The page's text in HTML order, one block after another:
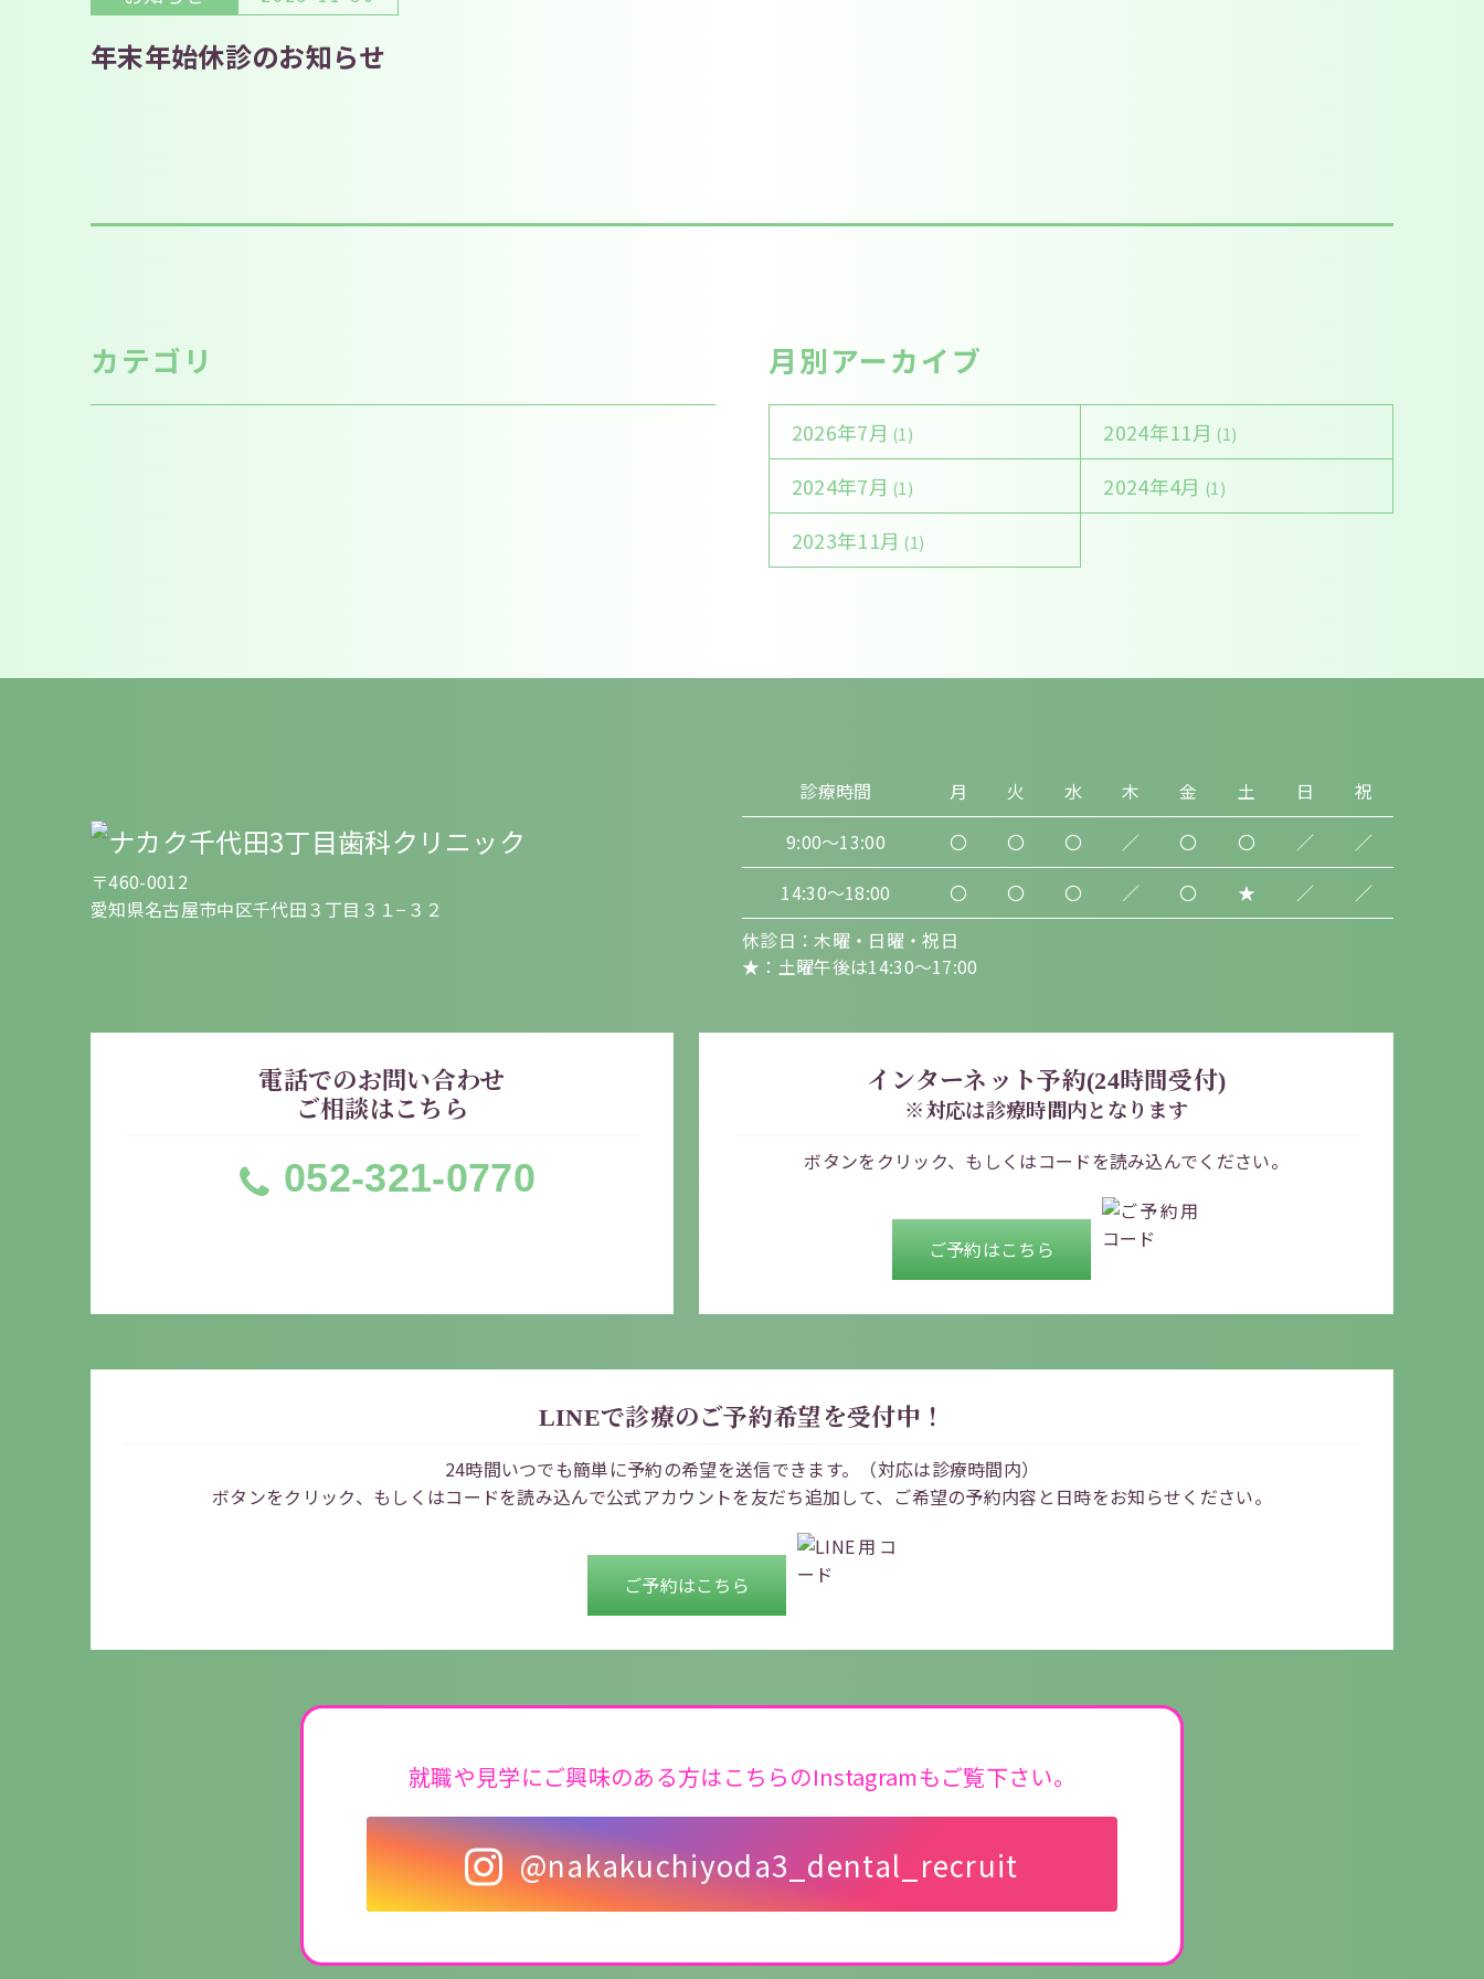
年末年始休診のお知らせ
カテゴリ 月別アーカイブ
2026年7月 (1) 2024年11月 (1)
2024年7月 (1) 2024年4月 (1)
2023年11月 (1)
〒460-0012
愛知県名古屋市中区千代田３丁目３１−３２
診療時間 月 火 水 木 金 土 日
祝
9:00～13:00
〇 〇 〇 ／ 〇 〇 ／
／
14:30～18:00
〇 〇 〇 ／ 〇 ★ ／
／
休診日：木曜・日曜・祝日
★：土曜午後は14:30～17:00
電話でのお問い合わせ
ご相談はこちら
052-321-0770
インターネット予約(24時間受付)
※対応は診療時間内となります
ボタンをクリック、もしくはコードを読み込んでください。
ご予約はこちら
LINEで診療のご予約希望を受付中！
24時間いつでも簡単に予約の希望を送信できます。
（対応は診療時間内）
ボタンをクリック、もしくはコードを読み込んで公式アカウントを友だち追加して、ご希望の予約内容と 日時をお知らせください。
ご予約はこちら
就職や見学にご興味のある方はこちらのInstagramもご覧下さい。
@nakakuchiyoda3_dental_recruit